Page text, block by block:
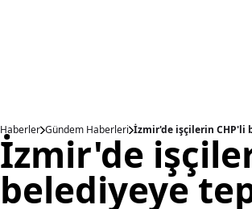
Haberler Gündem Haberleri İzmir'de işçilerin CHP'li
İzmir'de
belediyeye